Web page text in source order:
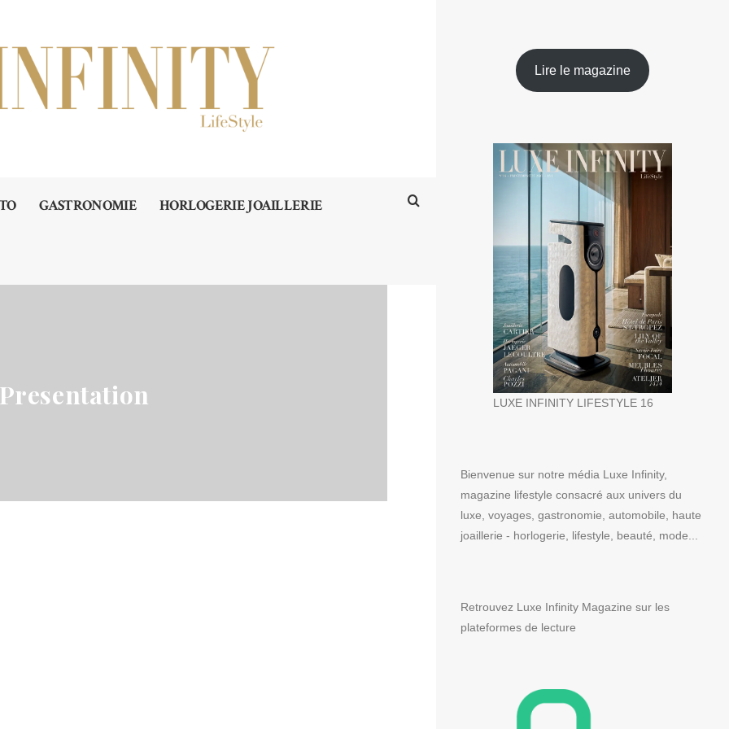
GASTRONOMIE HORLOGERIE JOAILLERIE
Lire le magazine
LUXE INFINITY LIFESTYLE 16
Bienvenue sur notre média Luxe Infinity,
magazine lifestyle consacré aux univers du
luxe, voyages, gastronomie, automobile, haute
joaillerie - horlogerie, lifestyle, beauté, mode...
Retrouvez Luxe Infinity Magazine sur les
plateformes de lecture